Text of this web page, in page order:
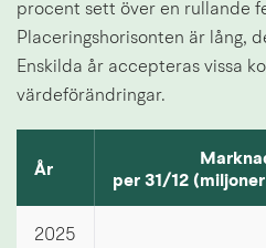
procent sett över en rullande
Placeringshorisonten är lång,
Enskilda år accepteras vissa
värdeförändringar.
År
per 31/12
2025